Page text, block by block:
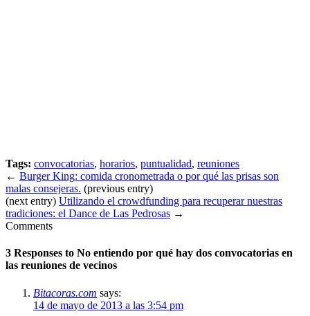
Tags: convocatorias, horarios, puntualidad, reuniones
← Burger King: comida cronometrada o por qué las prisas son
malas consejeras. (previous entry)
(next entry) Utilizando el crowdfunding para recuperar nuestras
tradiciones: el Dance de Las Pedrosas →
Comments
3 Responses to No entiendo por qué hay dos convocatorias en
las reuniones de vecinos
Bitacoras.com says:
14 de mayo de 2013 a las 3:54 pm